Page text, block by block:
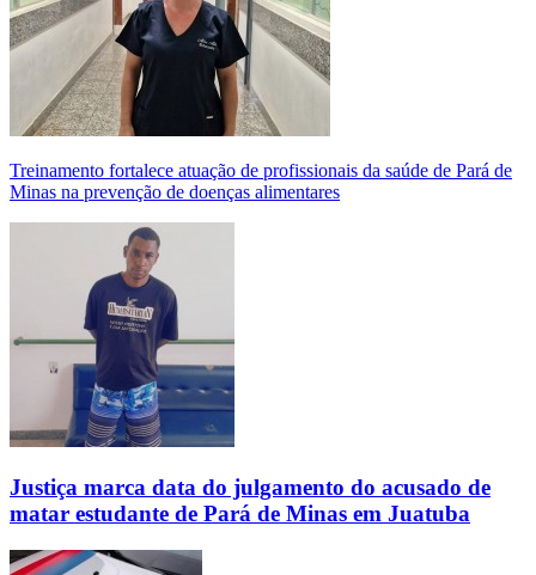
Treinamento fortalece atuação de profissionais da saúde de Pará de
Minas na prevenção de doenças alimentares
Justiça marca data do julgamento do acusado de
matar estudante de Pará de Minas em Juatuba